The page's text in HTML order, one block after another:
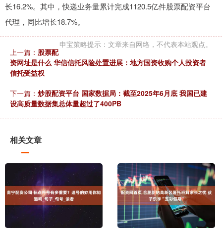
长16.2%。其中，快递业务量累计完成1120.5亿件股票配资平台
代理，同比增长18.7%。
申宝策略提示：文章来自网络，不代表本站观点。
上一篇： 股票配
资网址是什么 华信信托风险处置进展：地方国资收购个人投资者
信托受益权
下一篇： 炒股配资平台 国家数据局：截至2025年6月底 我国已建
设高质量数据集总体量超过了400PB
相关文章